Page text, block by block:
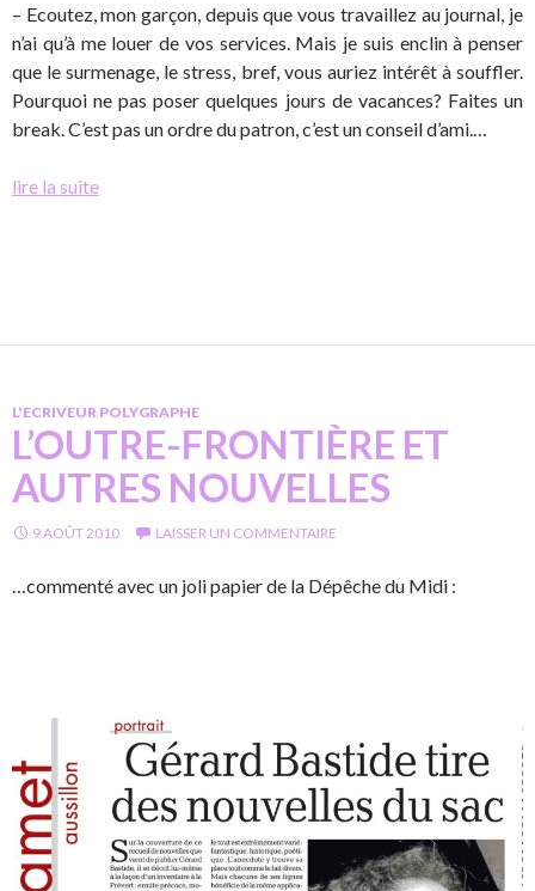
– Ecoutez, mon garçon, depuis que vous travaillez au journal, je
n’ai qu’à me louer de vos services. Mais je suis enclin à penser
que le surmenage, le stress, bref, vous auriez intérêt à souffler.
Pourquoi ne pas poser quelques jours de vacances? Faites un
break. C’est pas un ordre du patron, c’est un conseil d’ami.…
lire la suite
L'ECRIVEUR POLYGRAPHE
L’OUTRE-FRONTIÈRE ET
AUTRES NOUVELLES
9 AOÛT 2010 LAISSER UN COMMENTAIRE
…commenté avec un joli papier de la Dépêche du Midi :